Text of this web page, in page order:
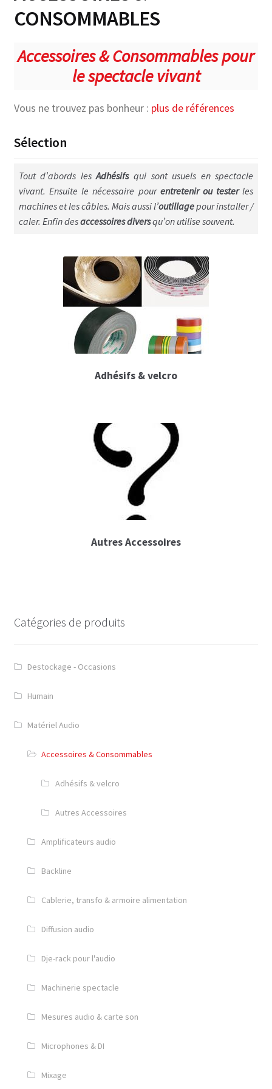
Enceintes courte portée
Djeconcept écoute de proximité
Idea front fills
Line source longue portée
Adamson S10
Adamson Energia
Retour de scène & ears
Adamson retour de scène
Djeconcept retour de scène
Processeurs audio
Amplificateurs audio
Lab Gruppen ampli
Ld System ampli
Ld system
Neumann
Série KM XXX
Série KM-A & KM-D
Série voie & HF
Studio & binaural
CONSOMMABLES
Accessoires & Consommables pour
le spectacle vivant
Vous ne trouvez pas bonheur : plus de références
Sélection
Tout d’abords lesAdhésifsqui sont usuels en spectacle
vivant. Ensuite le nécessaire pour entretenir ou testerles
machines et les câbles. Mais aussi l’outillagepour installer /
caler. Enfin desaccessoires diversqu’on utilise souvent.
Adhésifs & velcro
Autres Accessoires
Catégories de produits
Destockage - Occasions
Humain
Matériel Audio
Accessoires & Consommables
Adhésifs & velcro
Autres Accessoires
Amplificateurs audio
Backline
Cablerie, transfo & armoire alimentation
Diffusion audio
Dje-rack pour l'audio
Machinerie spectacle
Mesures audio & carte son
Microphones & DI
Mixage